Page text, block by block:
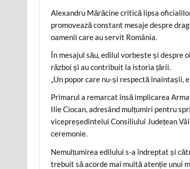
Alexandru Mărăcine critică lipsa
promovează constant mesaje despre
oamenii care au servit România.
În mesajul său, edilul vorbește și despre
război și au contribuit la istoria țării.
„Un popor care nu-și respectă înaintașii,
Primarul a remarcat însă implicarea
Ilie Ciocan, adresând mulțumiri pentru
vicepreședintelui Consiliului Județean
ceremonie.
Nemulțumirea edilului s-a îndreptat și
trebuit să acorde mai multă atenție unui